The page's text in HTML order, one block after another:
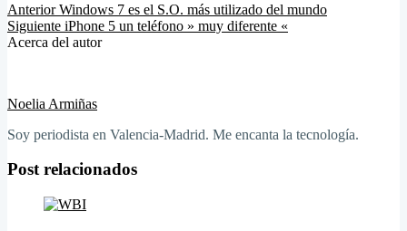
Anterior Windows 7 es el S.O. más utilizado del mundo
Siguiente iPhone 5 un teléfono » muy diferente «
Acerca del autor
Noelia Armiñas
Soy periodista en Valencia-Madrid. Me encanta la tecnología.
Post relacionados